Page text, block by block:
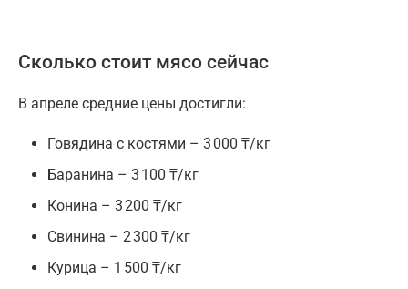
Сколько стоит мясо сейчас
В апреле средние цены достигли:
Говядина с костями – 3 000 ₸/кг
Баранина – 3 100 ₸/кг
Конина – 3 200 ₸/кг
Свинина – 2 300 ₸/кг
Курица – 1 500 ₸/кг